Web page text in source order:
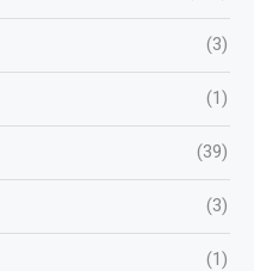
(3)
(1)
(39)
(3)
(1)